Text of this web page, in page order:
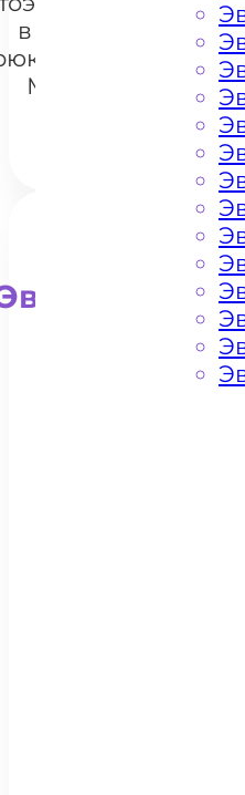
в районе
ЗелАО
Москва
+7